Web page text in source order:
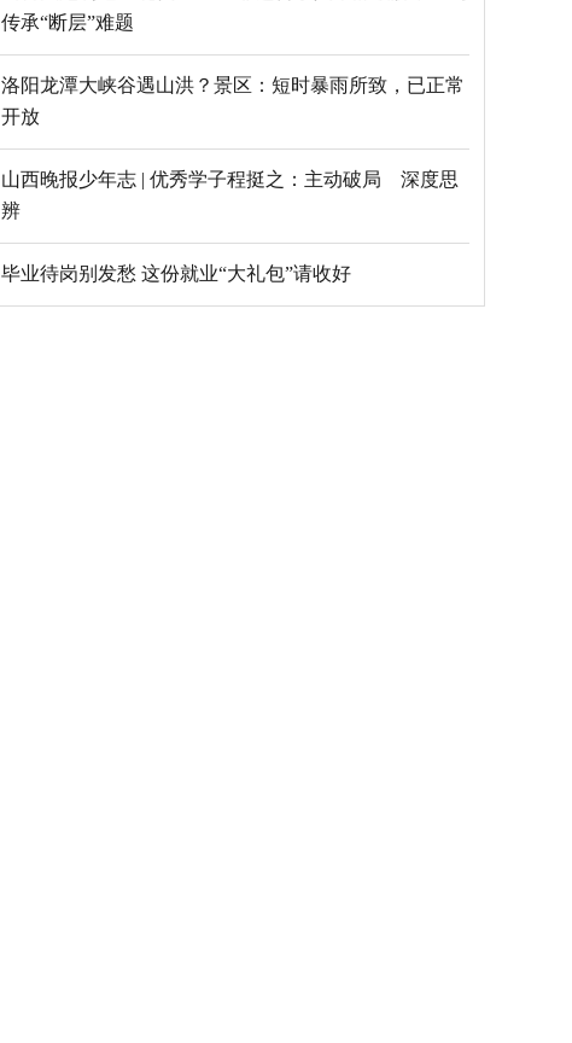
传承“断层”难题
洛阳龙潭大峡谷遇山洪？景区：短时暴雨所致，已正常
开放
山西晚报少年志 | 优秀学子程挺之：主动破局 深度思
辨
毕业待岗别发愁 这份就业“大礼包”请收好